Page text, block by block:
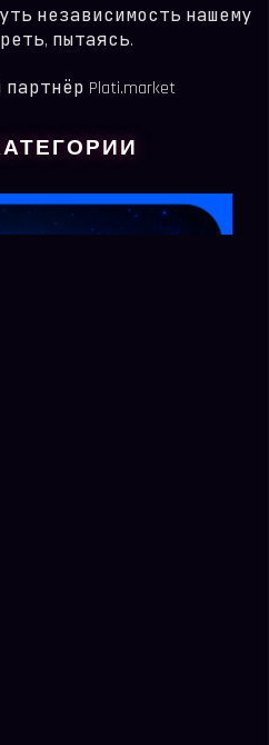
независимость нашему
пытаясь.
Plati.market